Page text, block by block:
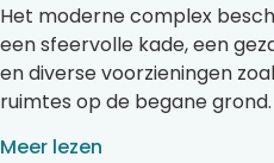
Het moderne complex
een sfeervolle kade, een
en diverse voorzieningen
ruimtes op de begane grond.
Meer lezen